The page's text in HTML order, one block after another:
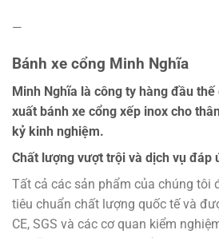
—
Bánh xe cổng Minh Nghĩa
Minh Nghĩa là công ty hàng đầu
xuất bánh xe cổng xếp inox cho
kỷ kinh nghiệm.
Chất lượng vượt trội và dịch vụ đáp
Tất cả các sản phẩm của chúng tôi
tiêu chuẩn chất lượng quốc tế và
CE, SGS và các cơ quan kiểm